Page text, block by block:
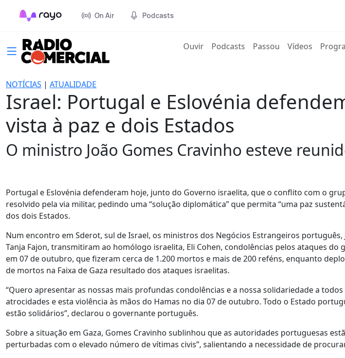
On Air Podcasts
Ouvir(current)
Podcasts Passou Vídeos
NOTÍCIAS | ATUALIDADE
Israel: Portugal e Eslovénia
vista à paz e dois Estados
O ministro João Gomes Cravinho esteve
Portugal e Eslovénia defenderam hoje, junto do Governo israelita, que o conflito com o
resolvido pela via militar, pedindo uma “solução diplomática” que permita “uma paz
dos dois Estados.
Num encontro em Sderot, sul de Israel, os ministros dos Negócios Estrangeiros português,
Tanja Fajon, transmitiram ao homólogo israelita, Eli Cohen, condolências pelos ataques do
em 07 de outubro, que fizeram cerca de 1.200 mortos e mais de 200 reféns, enquanto
de mortos na Faixa de Gaza resultado dos ataques israelitas.
“Quero apresentar as nossas mais profundas condolências e a nossa solidariedade a
atrocidades e esta violência às mãos do Hamas no dia 07 de outubro. Todo o Estado
estão solidários”, declarou o governante português.
Sobre a situação em Gaza, Gomes Cravinho sublinhou que as autoridades portuguesas
perturbadas com o elevado número de vítimas civis”, salientando a necessidade de